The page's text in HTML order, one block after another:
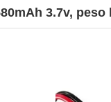
3.7v,